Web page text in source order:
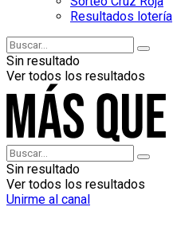
Resultados lotería
Sin resultado
Ver todos los resultados
Sin resultado
Ver todos los resultados
Unirme al canal